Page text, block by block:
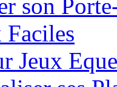
son
Faciles
Jeux